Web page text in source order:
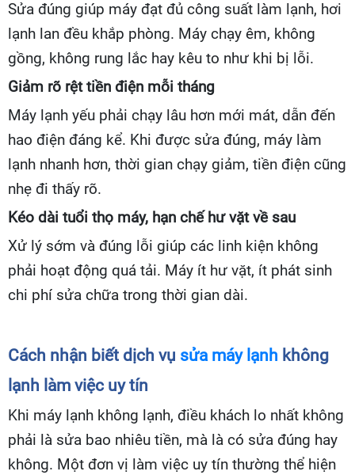
Sửa đúng giúp máy đạt đủ công suất làm lạnh, hơi
lạnh lan đều khắp phòng. Máy chạy êm, không
gồng, không rung lắc hay kêu to như khi bị lỗi.
Giảm rõ rệt tiền điện mỗi tháng
Máy lạnh yếu phải chạy lâu hơn mới mát, dẫn đến
hao điện đáng kể. Khi được sửa đúng, máy làm
lạnh nhanh hơn, thời gian chạy giảm, tiền điện cũng
nhẹ đi thấy rõ.
Kéo dài tuổi thọ máy, hạn chế hư vặt về sau
Xử lý sớm và đúng lỗi giúp các linh kiện không
phải hoạt động quá tải. Máy ít hư vặt, ít phát sinh
chi phí sửa chữa trong thời gian dài.
Cách nhận biết dịch vụ sửa máy lạnh không
lạnh làm việc uy tín
Khi máy lạnh không lạnh, điều khách lo nhất không
phải là sửa bao nhiêu tiền, mà là có sửa đúng hay
không. Một đơn vị làm việc uy tín thường thể hiện